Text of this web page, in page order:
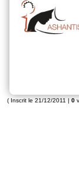
( Inscrit le 21/12/2011 | 0